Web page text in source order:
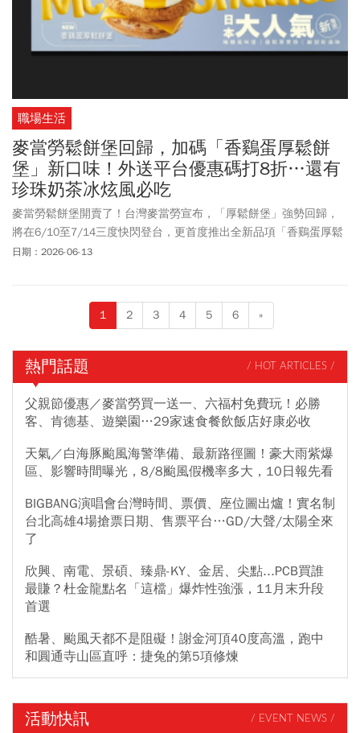
職場生活
麥當勞鬆餅堡回歸，加碼「香鷄蛋厚鬆餅
堡」新口味！外送平台優惠碼打8折…還有
珍珠奶茶冰炫風必吃
麥當勞鬆餅堡開賣了！台灣麥當勞宣布，「厚鬆餅堡」強勢回歸，
將在6/10至7/14三度快閃登台，更首度推出全新品項「香鷄蛋厚鬆
餅堡」。還有經典的「豬肉蛋厚鬆餅堡」、「火腿蛋厚鬆餅堡」及
開賣熱潮，即日起至6/30，早餐時段訂購指定厚鬆餅堡特餐，輸入
優惠碼「鬆餅堡一擊棒」滿280元享8折。優惠最高折抵65元，每人
同步重磅回歸。
日期：2026-06-13
1 2 3 4 5 6 »
熱門話題 / HOT ARTICLES /
父親節優惠／麥當勞買一送一、六福村免費玩！必勝
客、肯德基、遊樂園…29家速食餐飲飯店好康必收
天氣／白海豚颱風海警準備、最新路徑圖！豪大雨紫爆
區、影響時間曝光，8/8颱風假機率多大，10日報先看
BIGBANG演唱會台灣時間、票價、座位圖出爐！實名制
台北高雄4場搶票日期、售票平台…GD/大聲/太陽全來
了
欣興、南電、景碩、臻鼎-KY、金居、尖點...PCB買誰
最賺？杜金龍點名「這檔」爆炸性強漲，11月末升段
首選
酷暑、颱風天都不是阻礙！謝金河頂40度高溫，跑中
和圓通寺山區直呼：捷兔的第5項修煉
活動快訊 / EVENT NEWS /